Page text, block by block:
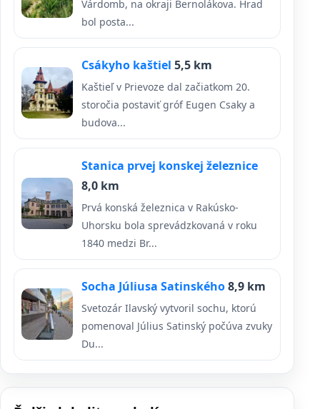
Várdomb, na okraji Bernolákova. Hrad
bol posta...
Csákyho kaštiel 5,5 km
Kaštieľ v Prievoze dal začiatkom 20.
storočia postaviť gróf Eugen Csaky a
budova...
Stanica prvej konskej železnice
8,0 km
Prvá konská železnica v Rakúsko-
Uhorsku bola sprevádzkovaná v roku
1840 medzi Br...
Socha Júliusa Satinského8,9 km
Svetozár Ilavský vytvoril sochu, ktorú
pomenoval Július Satinský počúva zvuky
Du...